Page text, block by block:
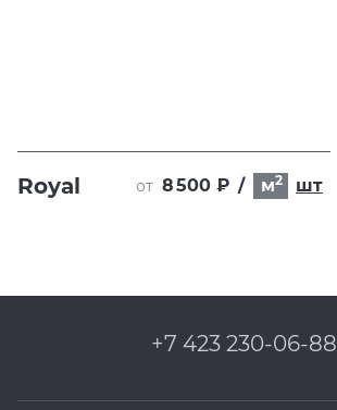
Royal от 8 500 ₽ / м2 шт
+7 423 230-06-88